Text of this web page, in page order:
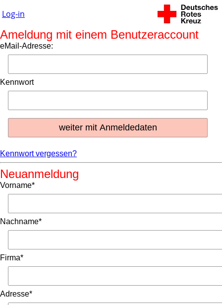
Log-in
Ameldung mit einem Benutzeraccount
eMail-Adresse:
Kennwort
Kennwort vergessen?
Neuanmeldung
Vorname*
Nachname*
Firma*
Adresse*